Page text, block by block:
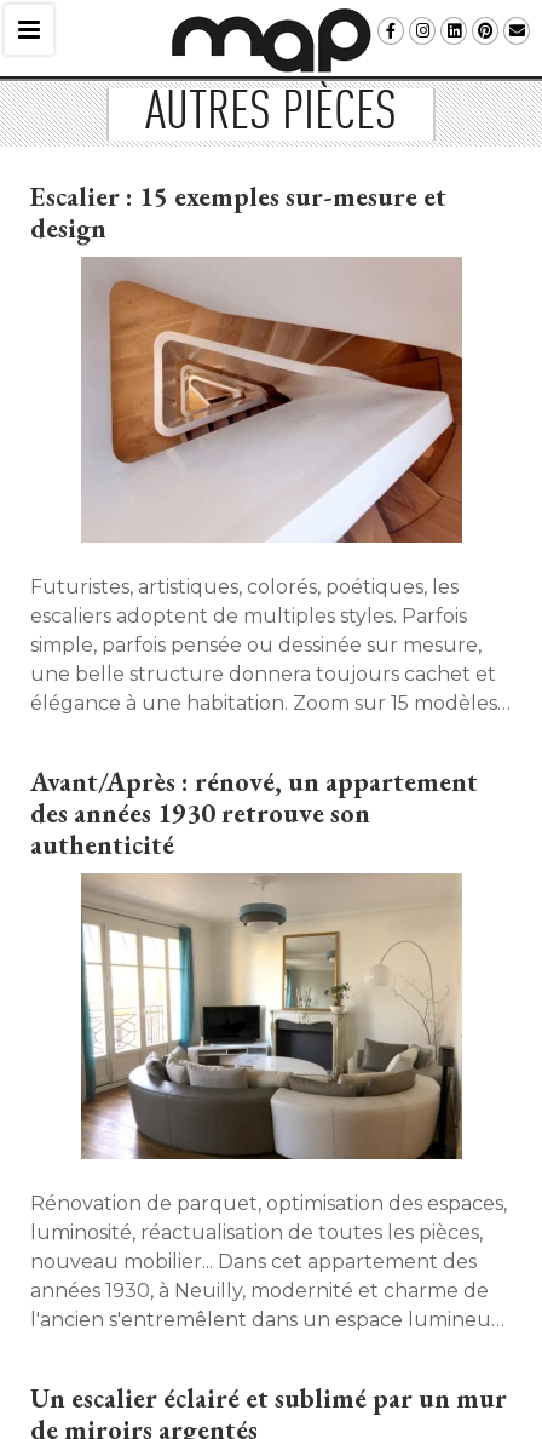
AUTRES PIÈCES
Escalier : 15 exemples sur-mesure et
design
Futuristes, artistiques, colorés, poétiques, les
escaliers adoptent de multiples styles. Parfois
simple, parfois pensée ou dessinée sur mesure,
une belle structure donnera toujours cachet et
élégance à une habitation. Zoom sur 15 modèles
Avant/Après : rénové, un appartement
des années 1930 retrouve son
authenticité
Rénovation de parquet, optimisation des espaces,
luminosité, réactualisation de toutes les pièces,
nouveau mobilier... Dans cet appartement des
années 1930, à Neuilly, modernité et charme de
l'ancien s'entremêlent dans un espace lumineux
Un escalier éclairé et sublimé par un mur
de miroirs argentés